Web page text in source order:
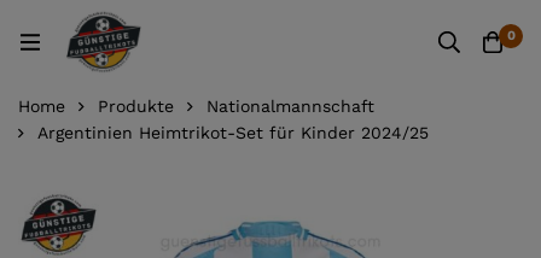
0
Home Produkte
Nationalmannschaft
Argentinien Heimtrikot-Set für Kinder 2024/25